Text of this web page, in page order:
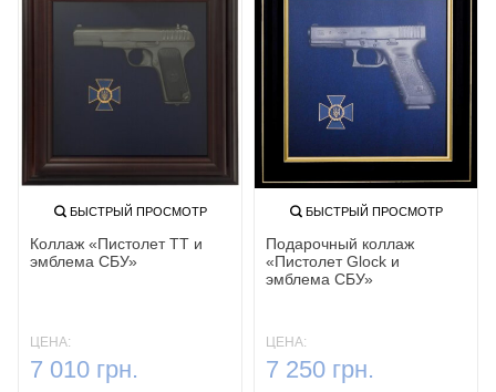
БЫСТРЫЙ ПРОСМОТР
Коллаж «Пистолет ТТ и
эмблема СБУ»
ЦЕНА:
7 010 грн.
БЫСТРЫЙ ПРОСМОТР
Подарочный коллаж
«Пистолет Glock и
эмблема СБУ»
ЦЕНА:
7 250 грн.